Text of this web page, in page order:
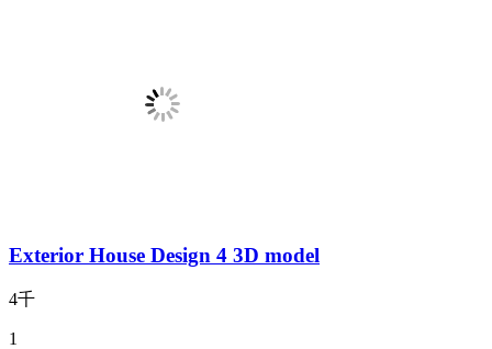
Exterior House Design 4 3D model
4千
1